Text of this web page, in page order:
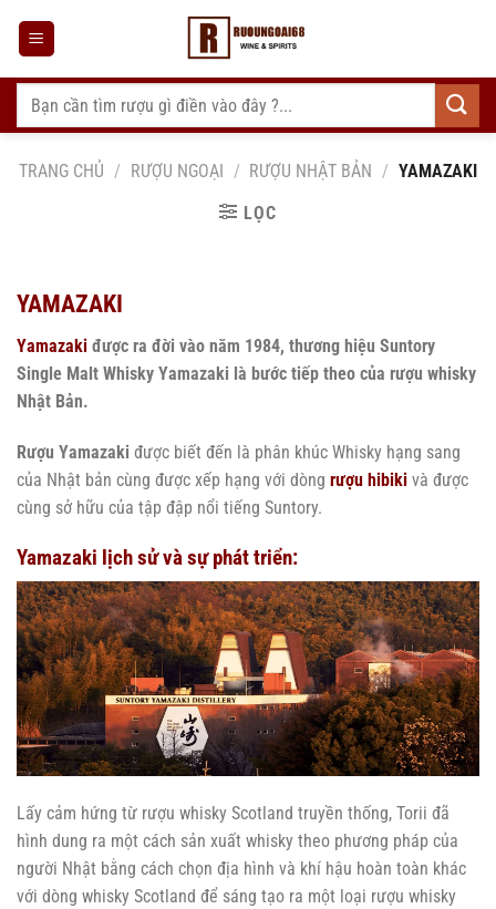
dung
Tìm
kiếm:
TRANG CHỦ / RƯỢU NGOẠI / RƯỢU NHẬT BẢN / YAMAZAKI
LỌC
YAMAZAKI
Yamazaki được ra đời vào năm 1984, thương hiệu Suntory
Single Malt Whisky Yamazaki là bước tiếp theo của rượu whisky
Nhật Bản.
Rượu Yamazaki được biết đến là phân khúc Whisky hạng sang
của Nhật bản cùng được xếp hạng với dòng rượu hibiki và được
cùng sở hữu của tập đập nổi tiếng Suntory.
Yamazaki lịch sử và sự phát triển:
Lấy cảm hứng từ rượu whisky Scotland truyền thống, Torii đã
hình dung ra một cách sản xuất whisky theo phương pháp của
người Nhật bằng cách chọn địa hình và khí hậu hoàn toàn khác
với dòng whisky Scotland để sáng tạo ra một loại rượu whisky